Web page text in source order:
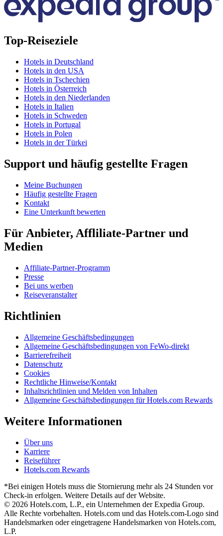
Top-Reiseziele
Hotels in Deutschland
Hotels in den USA
Hotels in Tschechien
Hotels in Österreich
Hotels in den Niederlanden
Hotels in Italien
Hotels in Schweden
Hotels in Portugal
Hotels in Polen
Hotels in der Türkei
Support und häufig gestellte Fragen
Meine Buchungen
Häufig gestellte Fragen
Kontakt
Eine Unterkunft bewerten
Für Anbieter, Affliliate-Partner und
Medien
Affiliate-Partner-Programm
Presse
Bei uns werben
Reiseveranstalter
Richtlinien
Allgemeine Geschäftsbedingungen
Allgemeine Geschäftsbedingungen von FeWo-direkt
Barrierefreiheit
Datenschutz
Cookies
Rechtliche Hinweise/Kontakt
Inhaltsrichtlinien und Melden von Inhalten
Allgemeine Geschäftsbedingungen für Hotels.com Rewards
Weitere Informationen
Über uns
Karriere
Reiseführer
Hotels.com Rewards
*Bei einigen Hotels muss die Stornierung mehr als 24 Stunden vor
Check-in erfolgen. Weitere Details auf der Website.
© 2026 Hotels.com, L.P., ein Unternehmen der Expedia Group.
Alle Rechte vorbehalten. Hotels.com und das Hotels.com-Logo sind
Handelsmarken oder eingetragene Handelsmarken von Hotels.com,
L.P.